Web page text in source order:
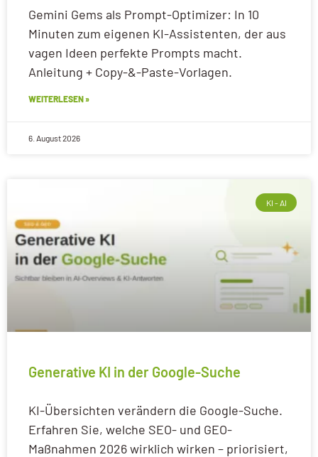
Gemini Gems als Prompt-Optimizer: In 10
Minuten zum eigenen KI-Assistenten, der aus
vagen Ideen perfekte Prompts macht.
Anleitung + Copy-&-Paste-Vorlagen.
WEITERLESEN »
6. August 2026
KI - AI
Generative KI in der Google-Suche
KI-Übersichten verändern die Google-Suche.
Erfahren Sie, welche SEO- und GEO-
Maßnahmen 2026 wirklich wirken – priorisiert,